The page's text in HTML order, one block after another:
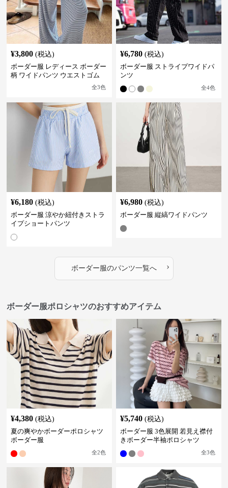
¥3,800 (税込)
ボーダー服 レディース ボーダー
柄 ワイドパンツ ウエストゴム
全3色
¥6,780 (税込)
ボーダー服 ストライプワイドパ
ンツ
全4色
¥6,180 (税込)
ボーダー服 涼やか紐付きストラ
イプショートパンツ
¥6,980 (税込)
ボーダー服 縦縞ワイドパンツ
ボーダー服のパンツ一覧へ ›
ボーダー服ポロシャツのおすすめアイテム
¥4,380 (税込)
夏の爽やかボーダーポロシャツ
ボーダー服
全2色
¥5,740 (税込)
ボーダー服 3色展開 若見え襟付
きボーダー半袖ポロシャツ
全3色